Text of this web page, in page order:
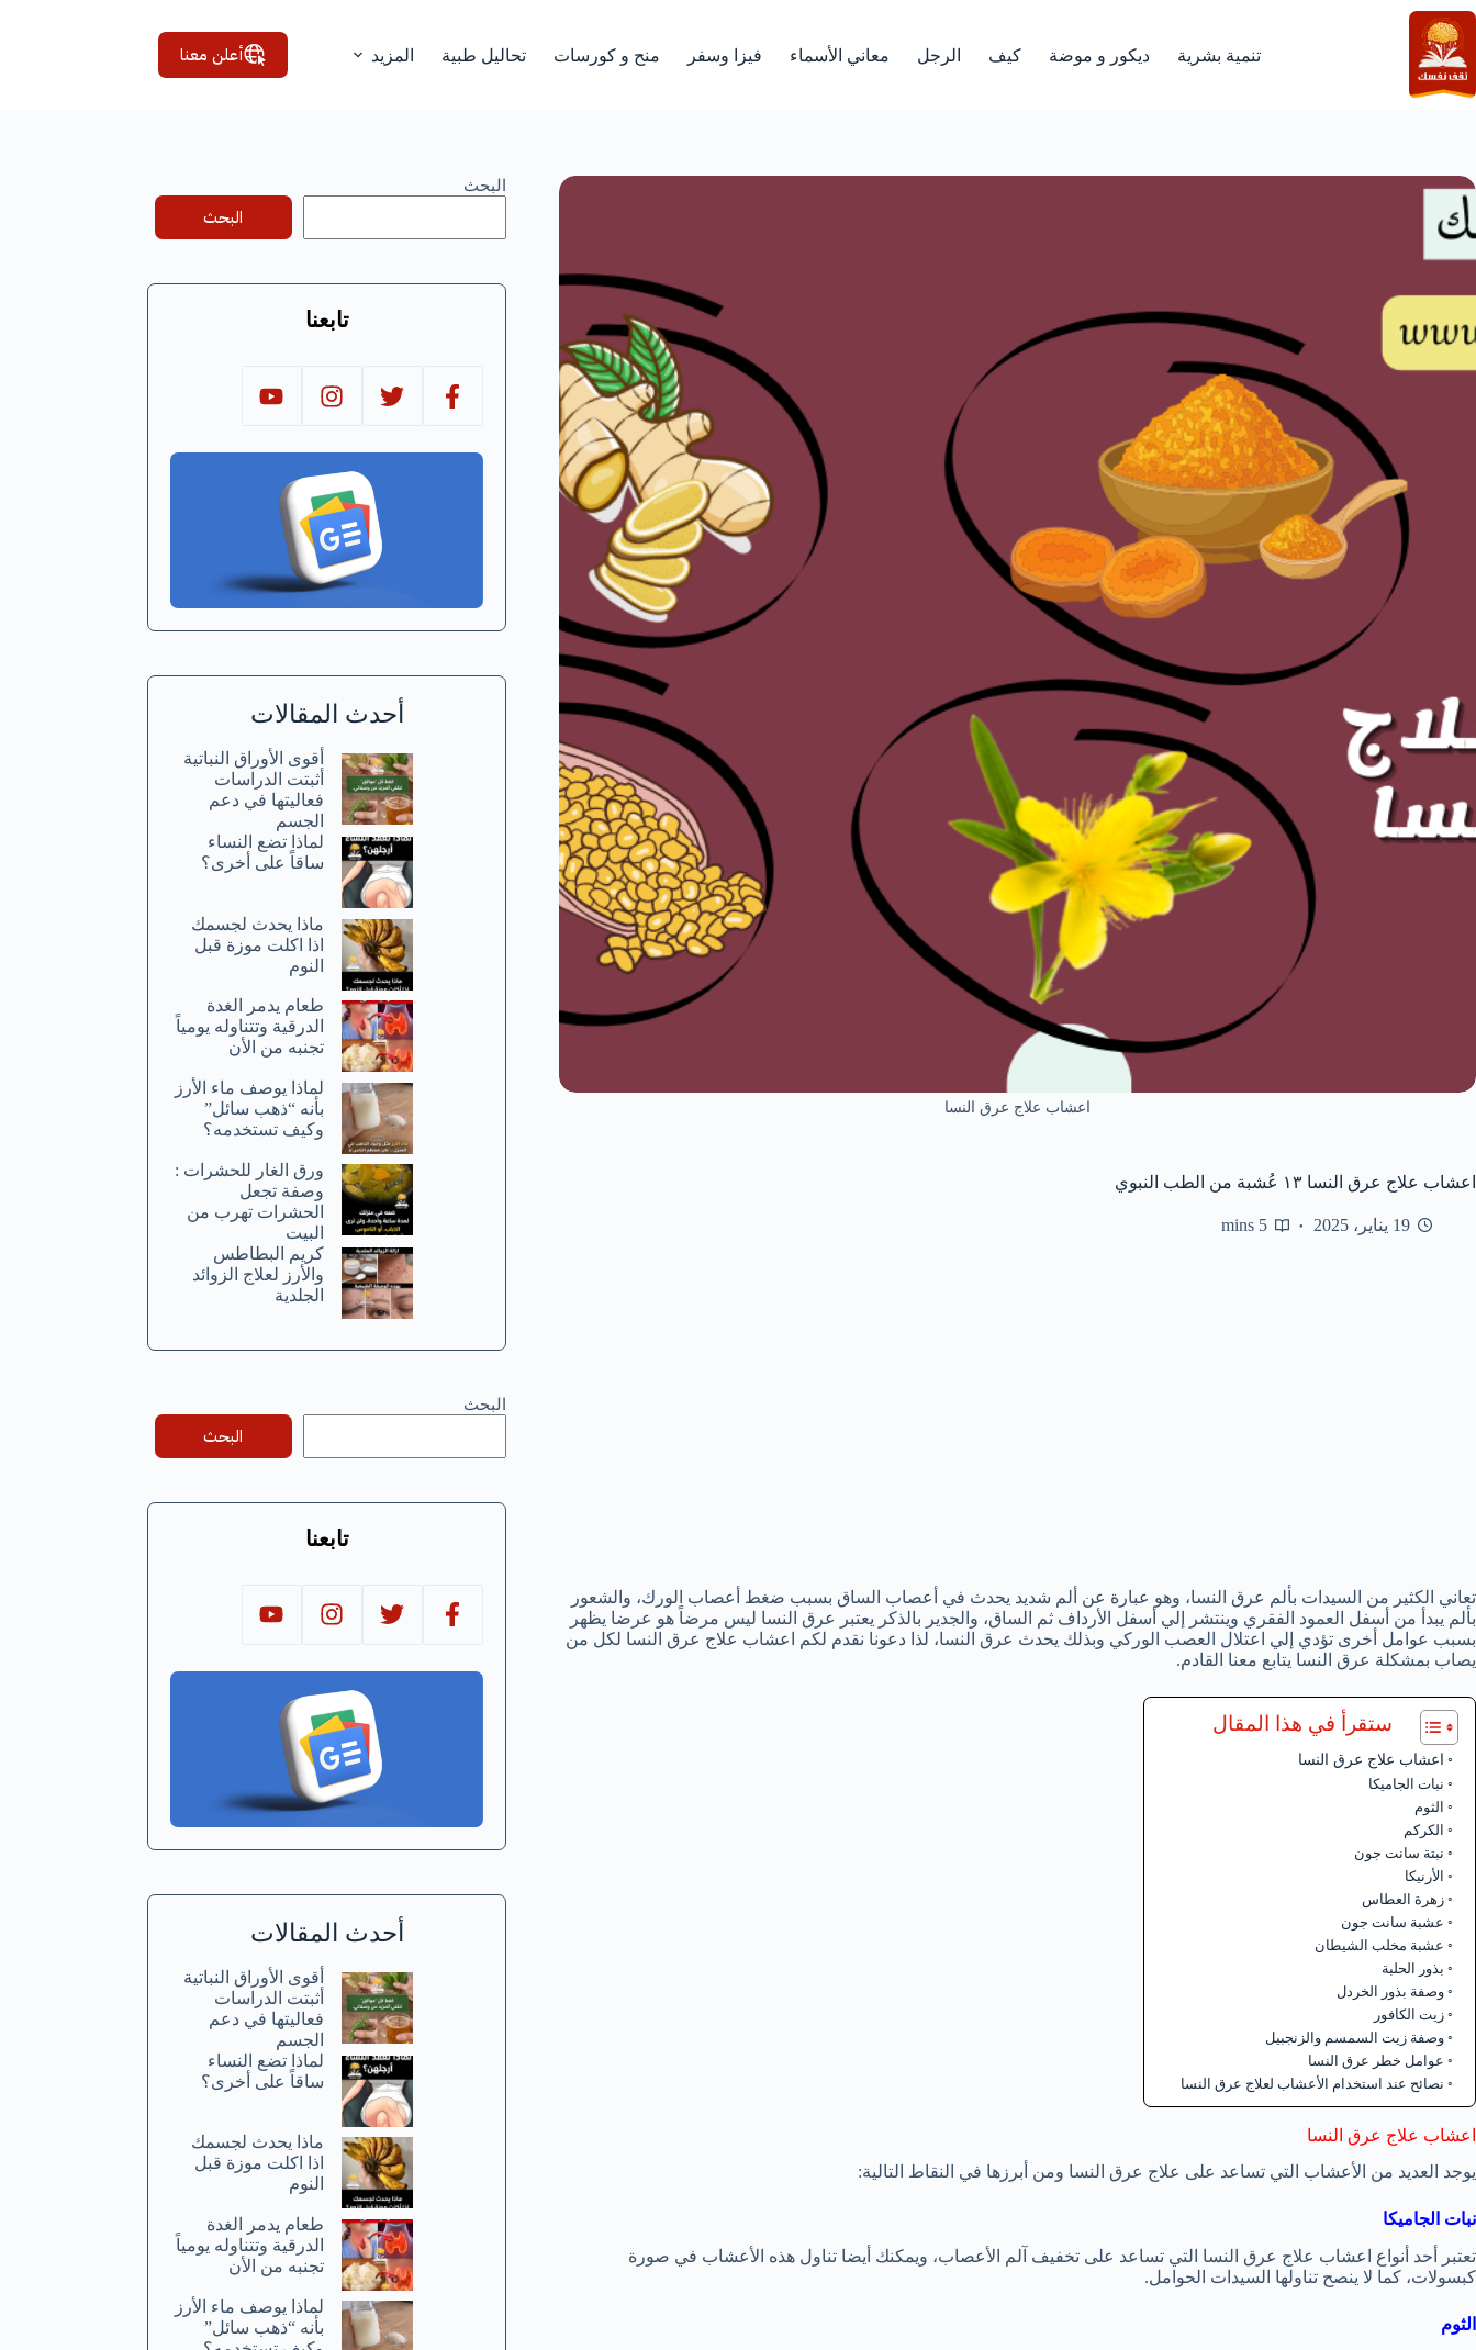
التجاوز
إلى
المحتوى
تنمية بشرية ديكور و موضة كيف الرجل معاني الأسماء فيزا وسفر منح و كورسات تحاليل طبية المزيد أعلن معنا
اعشاب علاج عرق النسا
اعشاب علاج عرق النسا ١٣ عُشبة من الطب النبوي
19 يناير، 2025 5 mins
تعاني الكثير من السيدات بألم عرق النسا، وهو عبارة عن ألم شديد يحدث في أعصاب الساق بسبب ضغط أعصاب الورك، والشعور
بألم يبدأ من أسفل العمود الفقري وينتشر إلي أسفل الأرداف ثم الساق، والجدير بالذكر يعتبر عرق النسا ليس مرضاً هو عرضا يظهر
بسبب عوامل أخرى تؤدي إلي اعتلال العصب الوركي وبذلك يحدث عرق النسا، لذا دعونا نقدم لكم اعشاب علاج عرق النسا لكل من
يصاب بمشكلة عرق النسا يتابع معنا القادم.
ستقرأ في هذا المقال
اعشاب علاج عرق النسا
نبات الجاميكا
الثوم
الكركم
نبتة سانت جون
الأرنيكا
زهرة العطاس
عشبة سانت جون
عشبة مخلب الشيطان
بذور الحلبة
وصفة بذور الخردل
زيت الكافور
وصفة زيت السمسم والزنجبيل
عوامل خطر عرق النسا
نصائح عند استخدام الأعشاب لعلاج عرق النسا
اعشاب علاج عرق النسا
يوجد العديد من الأعشاب التي تساعد على علاج عرق النسا ومن أبرزها في النقاط التالية:
نبات الجاميكا
تعتبر أحد أنواع اعشاب علاج عرق النسا التي تساعد على تخفيف آلم الأعصاب، ويمكنك أيضا تناول هذه الأعشاب في صورة
كبسولات، كما لا ينصح تناولها السيدات الحوامل.
الثوم
البحث
البحث
تابعنا
أحدث المقالات
أقوى الأوراق النباتية
أثبتت الدراسات
فعاليتها في دعم
الجسم
لماذا تضع النساء
ساقاً على أخرى؟
ماذا يحدث لجسمك
اذا اكلت موزة قبل
النوم
طعام يدمر الغدة
الدرقية وتتناوله يومياً
تجنبه من الأن
لماذا يوصف ماء الأرز
بأنه “ذهب سائل”
وكيف تستخدمه؟
ورق الغار للحشرات :
وصفة تجعل
الحشرات تهرب من
البيت
كريم البطاطس
والأرز لعلاج الزوائد
الجلدية
البحث
البحث
تابعنا
أحدث المقالات
أقوى الأوراق النباتية
أثبتت الدراسات
فعاليتها في دعم
الجسم
لماذا تضع النساء
ساقاً على أخرى؟
ماذا يحدث لجسمك
اذا اكلت موزة قبل
النوم
طعام يدمر الغدة
الدرقية وتتناوله يومياً
تجنبه من الأن
لماذا يوصف ماء الأرز
بأنه “ذهب سائل”